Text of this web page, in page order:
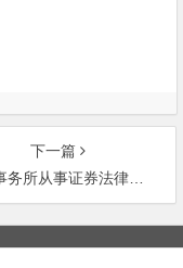
下一篇
从事证券法律业务管理办法